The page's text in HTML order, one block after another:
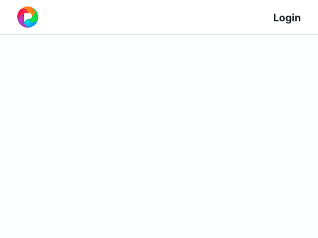
Login